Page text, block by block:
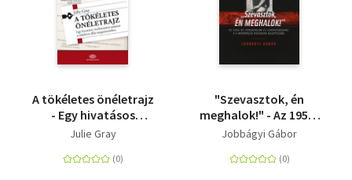
A tökéletes önéletrajz
- Egy hivatásos
önéletrajzíró tanácsai
megszerzéséhez
Julie Gray
"Szevasztok, én
meghalok!" - Az 1956-
os forradalom és
megtorlás húszezer
Jobbágyi Gábor